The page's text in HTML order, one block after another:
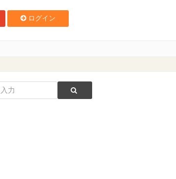
ログイン